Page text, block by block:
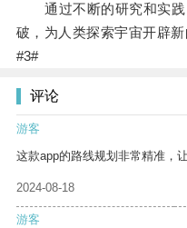
通过不断的研究和实践
破，为人类探索宇宙开辟新
#3#
评论
游客
这款app的路线规划非常精准，
2024-08-18
游客